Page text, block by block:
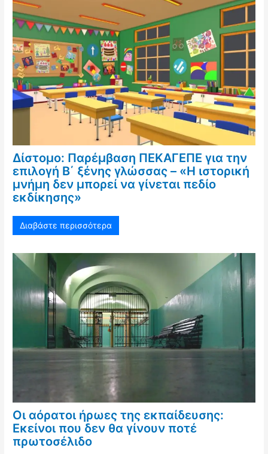
Δίστομο: Παρέμβαση ΠΕΚΑΓΕΠΕ για την
επιλογή Β΄ ξένης γλώσσας – «Η ιστορική
μνήμη δεν μπορεί να γίνεται πεδίο
εκδίκησης»
Διαβάστε περισσότερα
Οι αόρατοι ήρωες της εκπαίδευσης:
Εκείνοι που δεν θα γίνουν ποτέ
πρωτοσέλιδο